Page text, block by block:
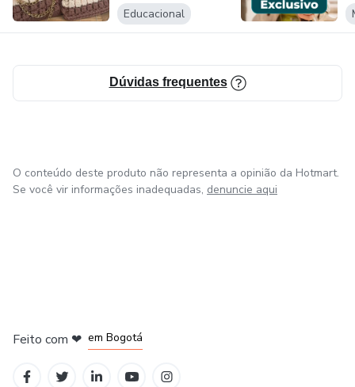
Educacional
Dúvidas frequentes
O conteúdo deste produto não representa a opinião da Hotmart.
Se você vir informações inadequadas, denuncie aqui
Feito com ❤ em Bogotá